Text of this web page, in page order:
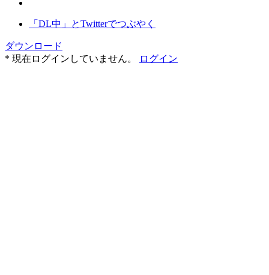
「DL中」とTwitterでつぶやく
ダウンロード
* 現在ログインしていません。
ログイン